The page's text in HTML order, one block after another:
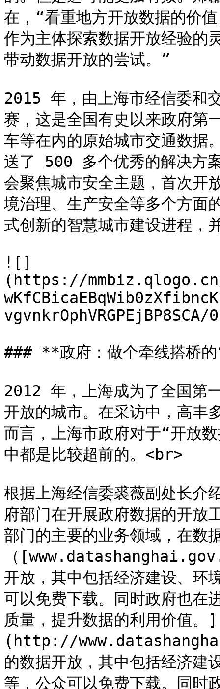
在，“看重地方开放数据的价
作为主体探索数据开放经验的
带动数据开放的尝试。”
2015 年，由上海市经信委和
赛，这是全国有史以来政府第
车等在内的原始城市交通数
送了 500 多个优秀的解决方
会聚焦城市安全主题，首次开
境治理、生产安全等多个方面
式创新的智慧城市建设进程，
![]
(https://mmbiz.qlogo.cn/
### **政府：做个牵线搭桥
2012 年，上海成为了全国第
开放的城市。在采访中，高丰
而言，上海市政府对于“开放
中都是比较超前的。<br>
根据上海经信委裘薇副处长
府部门在开展政府数据的开放
部门的主要的业务领域，在数
（
开放，其中包括经济建设、环
可以免费下载。同时政府也在
质量，提升数据的利用价值。]
(http://
的数据开放，其中包括经济建
等，公众可以免费下载。同时